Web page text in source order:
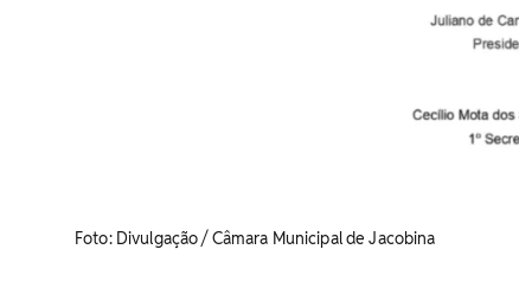
Foto: Divulgação / Câmara Municipal de Jacobina